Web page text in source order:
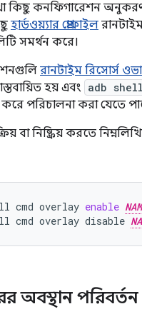
কিছু কনফিগারেশন
হার্ডওয়্যার প্রোফাইল
সমর্থন করে।
রানটাইম রিসোর্স
হয় এবং adb
পরিচালনা করা যেতে
বা নিষ্ক্রিয় করতে
cmd overlay enable
cmd overlay disable
অবস্থান